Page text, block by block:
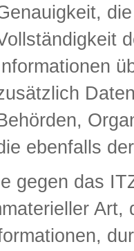
ebenfalls
gegen das